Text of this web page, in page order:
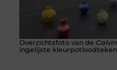
Overzichtsfoto van de
ingelijste